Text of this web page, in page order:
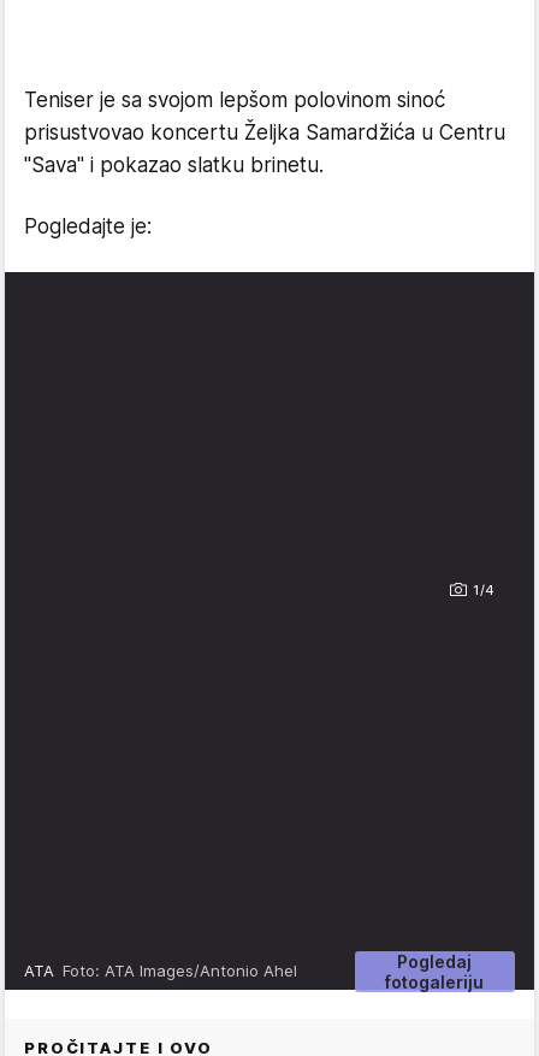
Teniser je sa svojom lepšom polovinom sinoć
prisustvovao koncertu Željka Samardžića u Centru
"Sava" i pokazao slatku brinetu.
Pogledajte je:
1/4
Pogledaj
fotogaleriju
ATA Foto: ATA Images/Antonio Ahel
PROČITAJTE I OVO